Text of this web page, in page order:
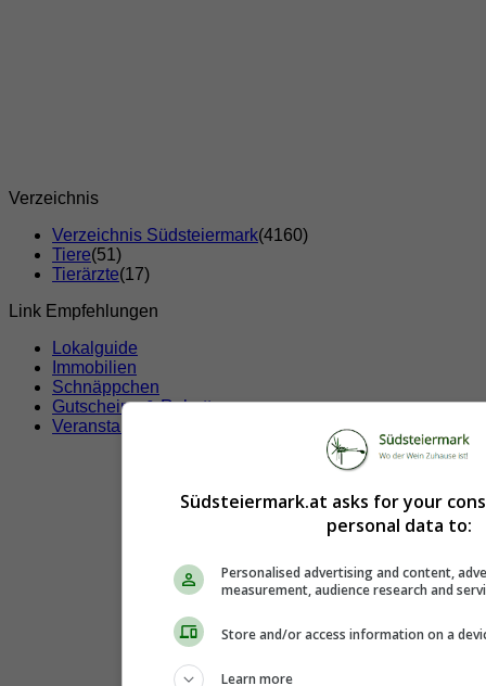
Verzeichnis
Verzeichnis Südsteiermark(4160)
Tiere(51)
Tierärzte(17)
Link Empfehlungen
Lokalguide
Immobilien
Schnäppchen
Gutscheine & Rabatte
Veranstaltungen
Südsteiermark.at asks for your
personal data to:
Personalised advertising and content,
measurement, audience research and
Store and/or access information on a
Learn more